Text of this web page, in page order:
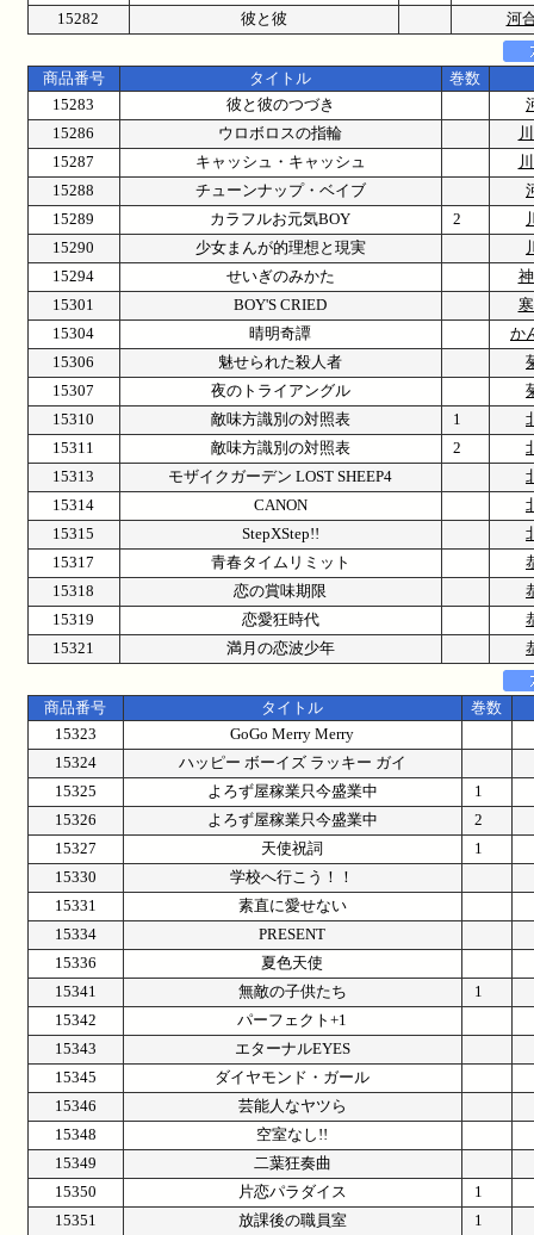
15282
彼と彼 河
商品番号 タイトル
巻数
15283
彼と彼のつづき
15286
ウロボロスの指輪
15287
キャッシュ・キャッシュ
15288
チューンナップ・ベイブ
15289
カラフルお元気BOY 2
15290
少女まんが的理想と現実
15294
せいぎのみかた
15301
BOY'S CRIED
15304
晴明奇譚
か
15306
魅せられた殺人者
15307
夜のトライアングル
15310
敵味方識別の対照表 1
15311
敵味方識別の対照表 2
15313
モザイクガーデン LOST SHEEP4
15314
CANON
15315
StepXStep!!
15317
青春タイムリミット
15318
恋の賞味期限
15319
恋愛狂時代
15321
満月の恋波少年
商品番号 タイトル
巻数
15323
GoGo Merry Merry
15324
ハッピー ボーイズ ラッキー ガイ
15325
よろず屋稼業只今盛業中
1
15326
よろず屋稼業只今盛業中
2
15327
天使祝詞
1
15330
学校へ行こう！！
15331
素直に愛せない
15334
PRESENT
15336
夏色天使
15341
無敵の子供たち
1
15342
パーフェクト+1
15343
エターナルEYES
15345
ダイヤモンド・ガール
15346
芸能人なヤツら
15348
空室なし!!
15349
二葉狂奏曲
15350
片恋パラダイス
1
15351
放課後の職員室 1